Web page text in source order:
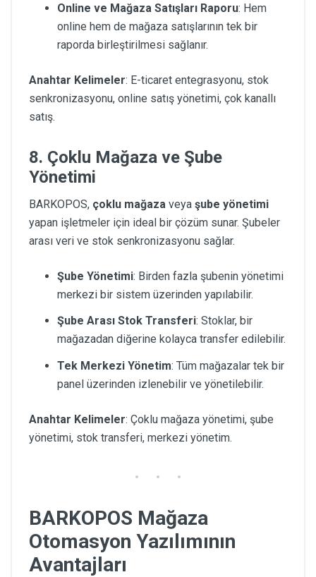
Online ve Mağaza Satışları Raporu: Hem
online hem de mağaza satışlarının tek bir
raporda birleştirilmesi sağlanır.
Anahtar Kelimeler: E-ticaret entegrasyonu, stok
senkronizasyonu, online satış yönetimi, çok kanallı
satış.
8. Çoklu Mağaza ve Şube
Yönetimi
BARKOPOS, çoklu mağaza veya şube yönetimi
yapan işletmeler için ideal bir çözüm sunar. Şubeler
arası veri ve stok senkronizasyonu sağlar.
Şube Yönetimi: Birden fazla şubenin yönetimi
merkezi bir sistem üzerinden yapılabilir.
Şube Arası Stok Transferi: Stoklar, bir
mağazadan diğerine kolayca transfer edilebilir.
Tek Merkezi Yönetim: Tüm mağazalar tek bir
panel üzerinden izlenebilir ve yönetilebilir.
Anahtar Kelimeler: Çoklu mağaza yönetimi, şube
yönetimi, stok transferi, merkezi yönetim.
BARKOPOS Mağaza
Otomasyon Yazılımının
Avantajları